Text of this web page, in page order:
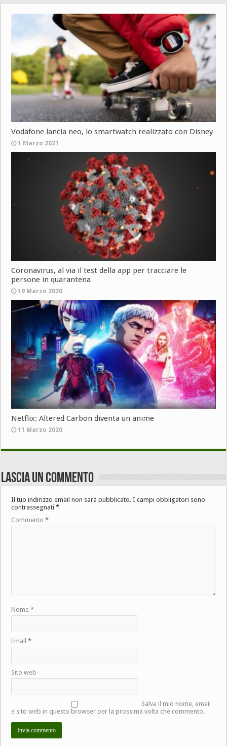
Vodafone lancia neo, lo smartwatch realizzato con Disney
1 Marzo 2021
Coronavirus, al via il test della app per tracciare le
persone in quarantena
19 Marzo 2020
Netflix: Altered Carbon diventa un anime
11 Marzo 2020
Lascia un commento
Il tuo indirizzo email non sarà pubblicato. I campi obbligatori sono
contrassegnati*
Commento*
Nome*
Email*
Sito web
Salva il mio nome, email
e sito web in questo browser per la prossima volta che commento.